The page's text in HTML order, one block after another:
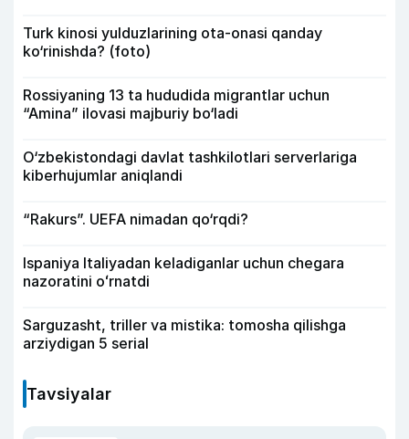
Turk kinosi yulduzlarining ota-onasi qanday
ko‘rinishda? (foto)
Rossiyaning 13 ta hududida migrantlar uchun
“Amina” ilovasi majburiy bo‘ladi
O‘zbekistondagi davlat tashkilotlari serverlariga
kiberhujumlar aniqlandi
“Rakurs”. UEFA nimadan qo‘rqdi?
Ispaniya Italiyadan keladiganlar uchun chegara
nazoratini oʻrnatdi
Sarguzasht, triller va mistika: tomosha qilishga
arziydigan 5 serial
Tavsiyalar